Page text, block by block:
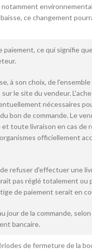
ce changement
ce qui signifie
à son choix, de
le site du vendeur.
nécessaires
bon de commande. Le
toute livraison en cas de
officiellement
refuser d'effectuer une
pas réglé totalement ou
de paiement serait en
de la commande,
bancaire.
de fermeture de la